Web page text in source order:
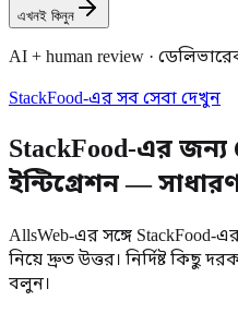
এখনই কিনুন
AI + human review ·
StackFood-এর সব সেবা দেখুন
StackFood-এর জন্য
ইন্টিগ্রেশন — সাধারণ
AllsWeb-এর সঙ্গে StackFood-
নিয়ে দ্রুত উত্তর। নির্দিষ্ট কিছু
বলুন।